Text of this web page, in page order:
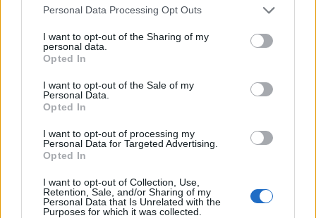
Please note that this website/app uses one or more Google
not limited to your visit or usage behaviour. You may click to
grant or deny consent to Google and its third-party tags to
use your data for below specified purposes in below Google
consent section.
Personal Data Processing Opt Outs
I want to opt-out of the Sharing of my
personal data.
Opted In
I want to opt-out of the Sale of my
Personal Data.
Opted In
I want to opt-out of processing my
Personal Data for Targeted Advertising.
Opted In
I want to opt-out of Collection, Use,
Retention, Sale, and/or Sharing of my
Personal Data that Is Unrelated with the
Purposes for which it was collected.
να γνωρίσετε και άλλες περιοχές όπως το Navigli με το
ποτάμι και τη νυχτερινή ζωή, την Isola, την Moscova και
την Porta Romana που θα σας αποκαλύψουν το
πλήθη και πιο αυθεντική ατμόσφαιρα.